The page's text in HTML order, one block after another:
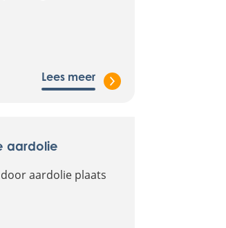
Lees meer
aardolie
aardolie plaats